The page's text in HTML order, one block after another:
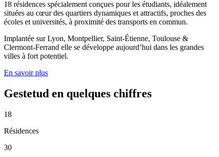
18 résidences spécialement conçues pour les étudiants, idéalement
situées au cœur des quartiers dynamiques et attractifs, proches des
écoles et universités, à proximité des transports en commun.
Implantée sur Lyon, Montpellier, Saint-Étienne, Toulouse &
Clermont-Ferrand elle se développe aujourd’hui dans les grandes
villes à fort potentiel.
En savoir plus
Gestetud en quelques chiffres
18
Résidences
30